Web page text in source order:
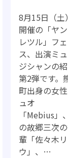
8月15日（土
開催の「ヤ
レツル」フェ
ス、出演ミ
ジシャンの
第2弾です。
町出身の女
ュオ
「Mebius」
の故郷三次
輩「佐々木
ウ」、…